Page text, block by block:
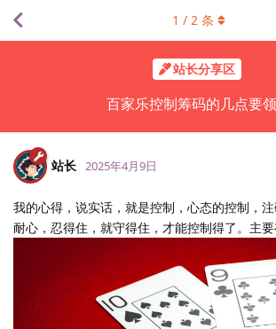
站长分享区
百家乐控制筹码的几点要领
1 / 2 条
站长 2025年4月9日
我的心得，说实话，就是控制，心态的控制，
耐心，忍得住，就守得住，才能控制得了。主要